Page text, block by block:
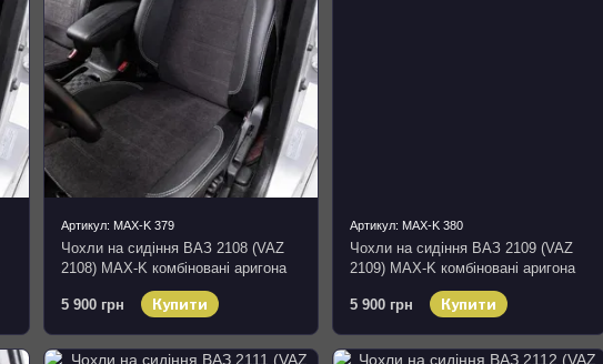
Артикул: MAX-K 379
Чохли на сидіння ВАЗ 2108 (VAZ
2108) MAX-K комбіновані аригона
5 900 грн
Купити
Артикул: MAX-K 380
Чохли на сидіння ВАЗ 2109 (VAZ
2109) MAX-K комбіновані аригона
5 900 грн
Купити